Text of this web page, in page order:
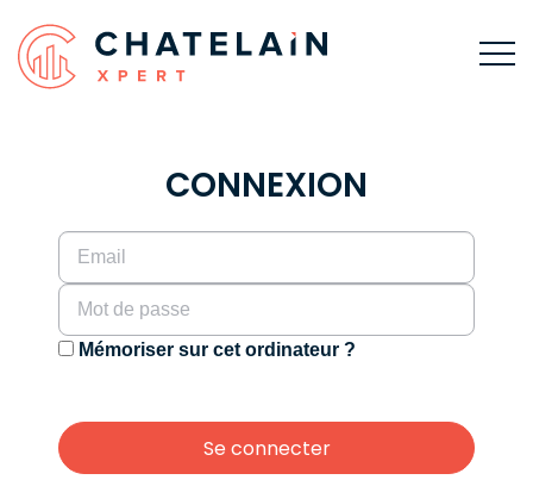
CONNEXION
Mémoriser sur cet ordinateur ?
Se connecter